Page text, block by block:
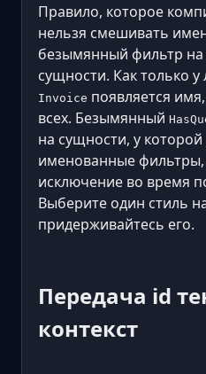
Правило, которое
нельзя смешивать
безымянный фильтр
сущности. Как только
Invoice появляется
всех. Безымянный
на сущности, у которой
именованные
исключение во время
Выберите один стиль
придерживайтесь его.
Передача id
контекст